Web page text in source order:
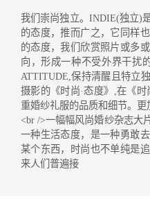
我们崇尚独立。INDIE(独立)
的态度，推而广之，它同样
的态度，我们欣赏照片或多
向，形成一种不受外界干扰
ATTITUDE,保持清醒且特立
摄影的《时尚·态度》,在《
重婚纱礼服的品质和细节。更
<br />一幅幅风尚婚纱杂志大
一种生活态度，是一种勇敢
某个东西，时尚也不单纯是
来人们普遍接